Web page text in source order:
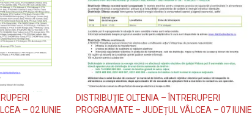
– 02 IUNIE
DISTRIBUȚIE OLTENIA – ÎNTRERUPERI
PROGRAMATE – JUDEȚUL VÂLCEA – 07 IUNIE